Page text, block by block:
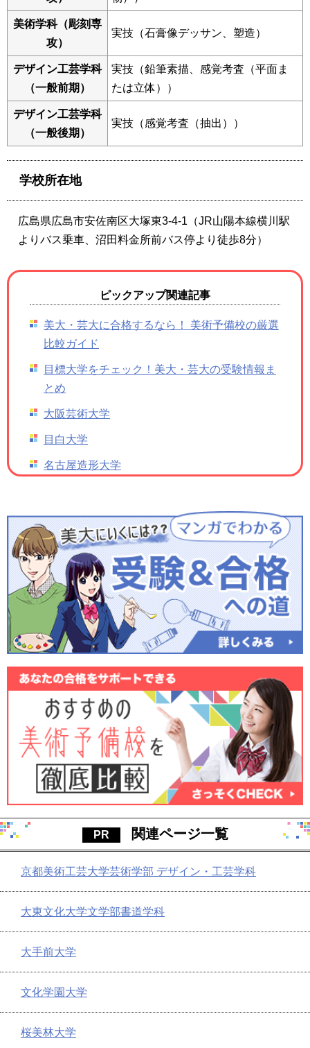
美術学科（彫刻専
攻）
実技（石膏像デッサン、塑造）
デザイン工芸学科
（一般前期）
実技（鉛筆素描、感覚考査（平面ま
たは立体））
デザイン工芸学科
（一般後期）
実技（感覚考査（抽出））
学校所在地
広島県広島市安佐南区大塚東3-4-1（JR山陽本線横川駅
よりバス乗車、沼田料金所前バス停より徒歩8分）
ピックアップ関連記事
美大・芸大に合格するなら！ 美術予備校の厳選
比較ガイド
目標大学をチェック！美大・芸大の受験情報ま
とめ
大阪芸術大学
目白大学
名古屋造形大学
関連ページ一覧
京都美術工芸大学芸術学部 デザイン・工芸学科
大東文化大学文学部書道学科
大手前大学
文化学園大学
桜美林大学